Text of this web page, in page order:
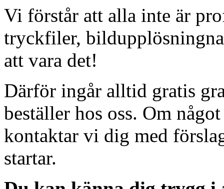
Vi förstår att alla inte är
tryckfiler,
att vara det!
Därför ingår alltid gratis
beställer hos oss. Om
kontaktar vi dig med
startar.